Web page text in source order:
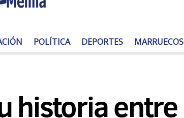
POLÍTICA DEPORTES MARRUECOS
historia entre